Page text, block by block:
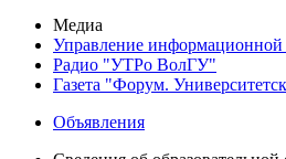
Медиа
Управление информационной
Радио "УТРо ВолГУ"
Газета "Форум.
Объявления